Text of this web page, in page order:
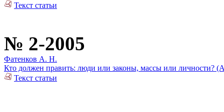
Текст статьи
№ 2-2005
Фатенков А. Н.
Кто должен править: люди или законы, массы или личности?
Текст статьи